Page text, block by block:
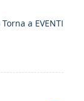
Torna a EVENTI